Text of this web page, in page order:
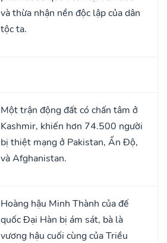
và thừa nhận nền độc lập của dân
tộc ta.
Một trận động đất có chấn tâm ở
Kashmir, khiến hơn 74.500 người
bị thiệt mạng ở Pakistan, Ấn Độ,
và Afghanistan.
Hoàng hậu Minh Thành của đế
quốc Đại Hàn bị ám sát, bà là
vương hậu cuối cùng của Triều